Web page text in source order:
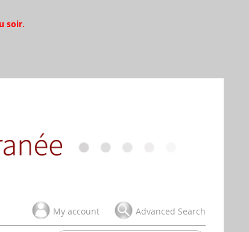
soir.
My account Advanced Search